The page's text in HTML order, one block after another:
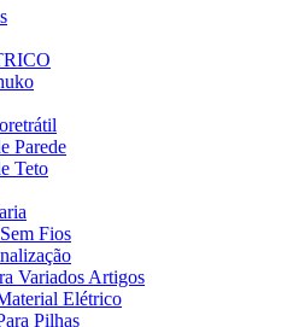
Parede
Teto
Fios
Variados Artigos
Elétrico
Pilhas